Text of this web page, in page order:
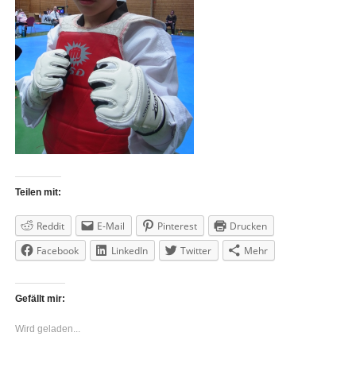
Teilen mit:
Reddit E-Mail Pinterest
Drucken
Facebook
LinkedIn Twitter Mehr
Gefällt mir:
Wird geladen...